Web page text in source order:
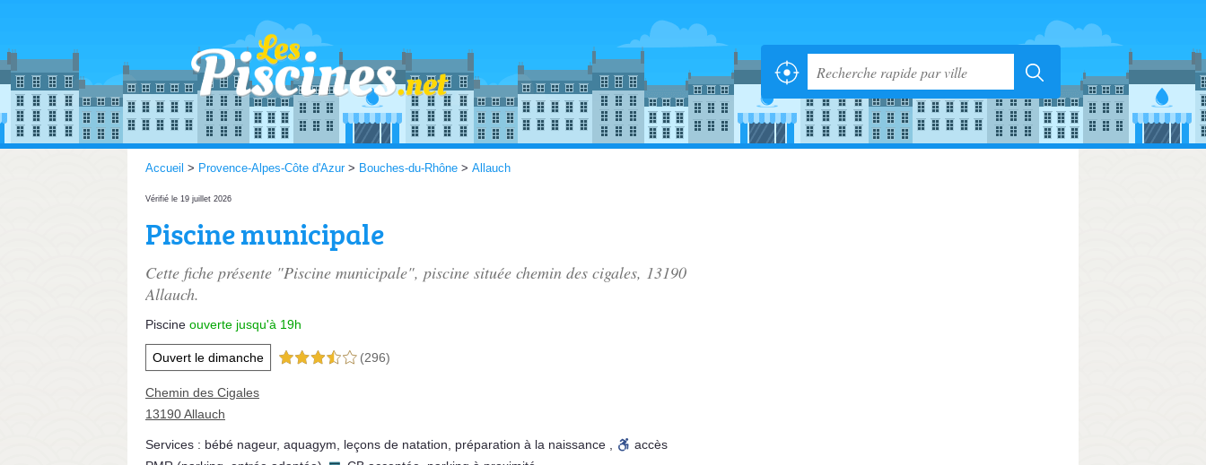
Accueil > Provence-Alpes-Côte d'Azur> Bouches-du-Rhône > Allauch
Vérifié le 19 juillet 2026
Piscine municipale
Cette fiche présente "Piscine municipale", piscine située chemin des cigales, 13190
Allauch.
Piscine ouverte jusqu'à 19h
Ouvert le dimanche 3,5 étoiles sur 5 (296)
Chemin des Cigales
13190 Allauch
Services : bébé nageur, aquagym leçons de natation préparation à la naissance
accès